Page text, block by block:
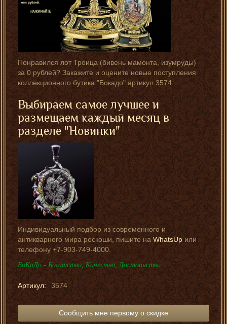
Понравился лот Троица (бивень мамонта, изумруды)
за 0 рублей? Закажите и оцените новые поступления
коллекционного бутика "Бокадо" артикул 3574.
Выбираем самое лучшее и
размещаем каждый месяц в
разделе "Новинки"
Индивидуальный подбор из современного и
антикварного мира роскоши, пишите наWhatsUpили
телефону +7-903-749-4000.
БоКаДо - Богатство, Качество, Достоинство.
Артикул: 3574
Сообщить мне первому о скидке